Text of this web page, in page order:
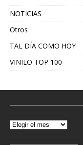
NOTICIAS
Otros
TAL DÍA COMO HOY
VINILO TOP 100